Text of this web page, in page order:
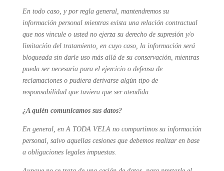
En todo caso, y por regla general, mantendremos su
información personal mientras exista una relación contractual
que nos vincule o usted no ejerza su derecho de supresión y/o
limitación del tratamiento, en cuyo caso, la información será
bloqueada sin darle uso más allá de su conservación, mientras
pueda ser necesaria para el ejercicio o defensa de
reclamaciones o pudiera derivarse algún tipo de
responsabilidad que tuviera que ser atendida.
¿A quién comunicamos sus datos?
En general, en A TODA VELA no compartimos su información
personal, salvo aquellas cesiones que debemos realizar en base
a obligaciones legales impuestas.